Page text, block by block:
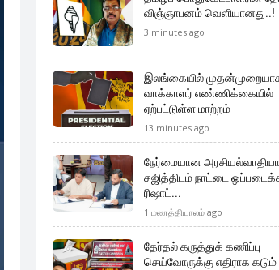
விஞ்ஞாபனம் வெளியானது..!
3 minutes ago
இலங்கையில்
வாக்காளர் எண்ணிக்கையில்
ஏற்பட்டுள்ள மாற்றம்
13 minutes ago
நேர்மையான
சஜித்திடம் நாட்டை
ரிஷாட்...
1 மணத்தியாலம் ago
தேர்தல் கருத்துக் கணிப்பு
செய்வோருக்கு எதிராக கடும்